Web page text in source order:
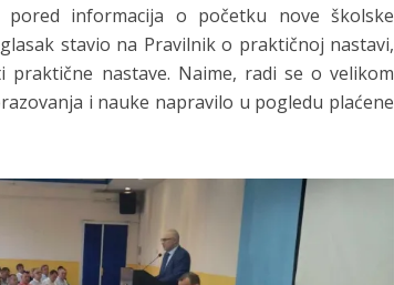
informacija o početku nove školske
stavio na Pravilnik o praktičnoj nastavi,
nastave. Naime, radi se o velikom
i nauke napravilo u pogledu plaćene